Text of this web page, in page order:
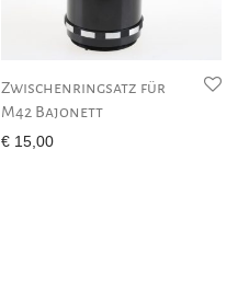
Zwischenringsatz für
M42 Bajonett
€ 15,00